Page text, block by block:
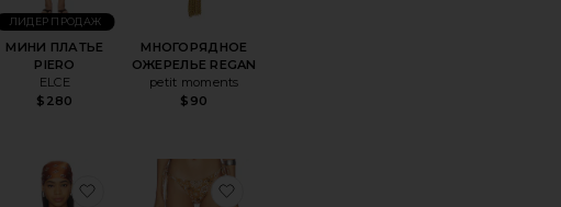
МИНИ ПЛАТЬЕ
PIERO
ELCE
$280
ЛИДЕР ПРОДАЖ
МНОГОРЯДНОЕ
ОЖЕРЕЛЬЕ REGAN
petit moments
$90
MADONNA
избранноеВЕРХ С ТРЕУГОЛЬНИКАМИ SIGNATURE SWIM